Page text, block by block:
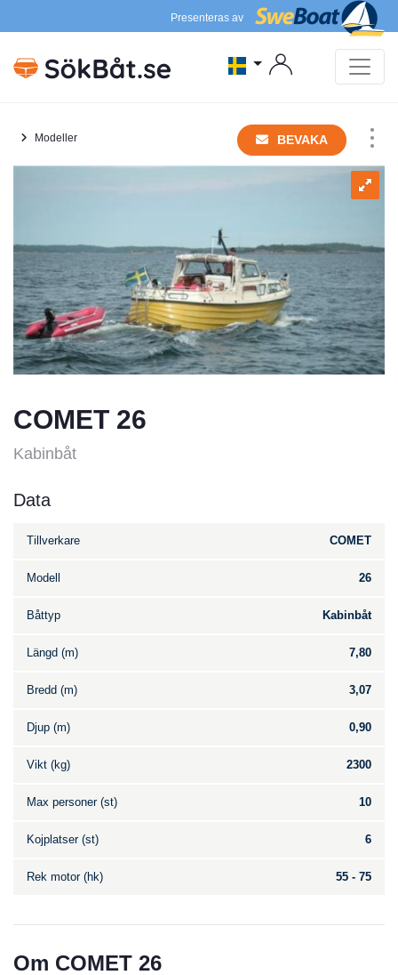
Presenteras av
Modeller BEVAKA
COMET 26
Kabinbåt
Data
Tillverkare COMET
Modell 26
Båttyp Kabinbåt
Längd (m) 7,80
Bredd (m) 3,07
Djup (m) 0,90
Vikt (kg) 2300
Max personer (st) 10
Kojplatser (st) 6
Rek motor (hk) 55 - 75
Om COMET 26